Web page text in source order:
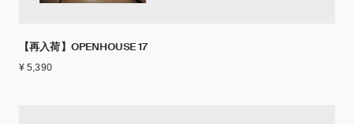
【再入荷】OPENHOUSE 17
¥ 5,390